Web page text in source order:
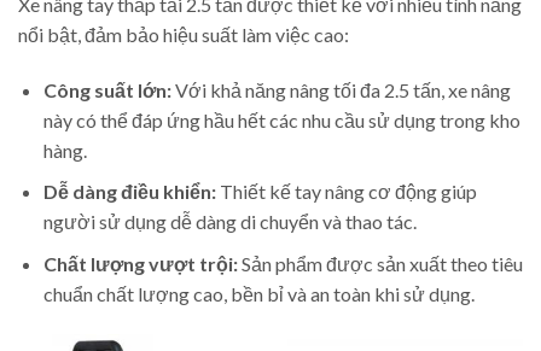
nổi bật, đảm bảo hiệu suất làm việc cao:
Công suất lớn:Với khả năng nâng tối đa 2.5 tấn, xe nâng
này có thể đáp ứng hầu hết các nhu cầu sử dụng trong kho
hàng.
Dễ dàng điều khiển:Thiết kế tay nâng cơ động giúp
người sử dụng dễ dàng di chuyển và thao tác.
Chất lượng vượt trội:Sản phẩm được sản xuất theo tiêu
chuẩn chất lượng cao, bền bỉ và an toàn khi sử dụng.